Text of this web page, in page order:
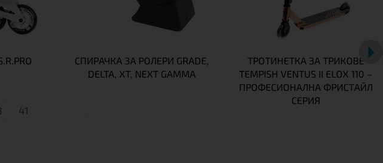
41
СПИРАЧКА ЗА РОЛЕРИ GRADE,
DELTA, XT, NEXT GAMMA
ТРОТИНЕТКА ЗА ТРИКОВЕ
TEMPISH VENTUS II ELOX 110 –
ПРОФЕСИОНАЛНА ФРИСТАЙЛ
СЕРИЯ